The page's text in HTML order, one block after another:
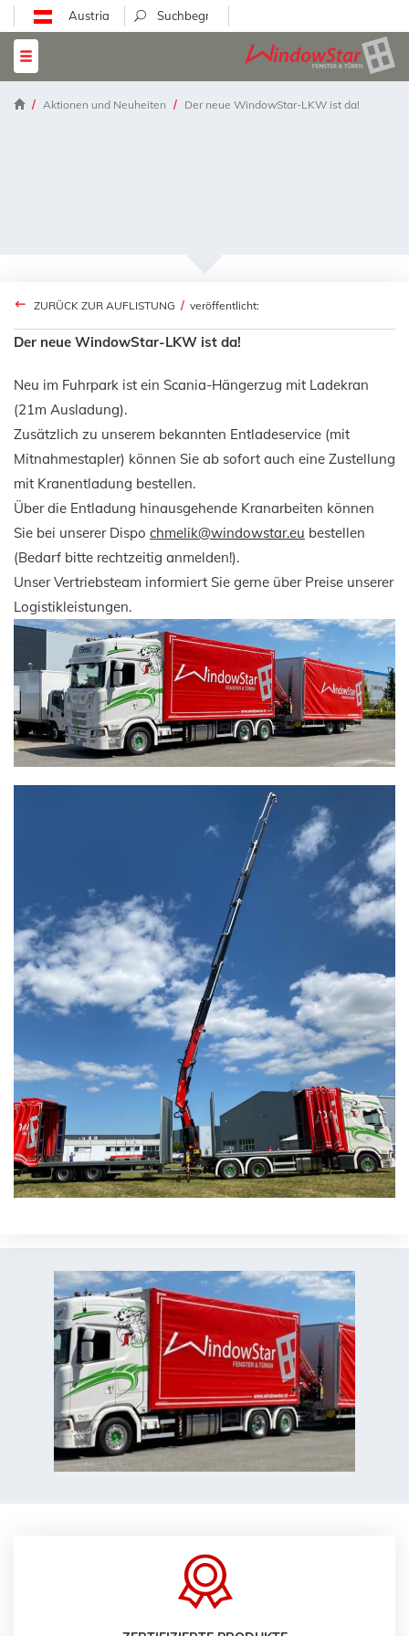
Austria
Aktionen und Neuheiten Der neue WindowStar-LKW ist da!
ZURÜCK ZUR AUFLISTUNG / veröffentlicht:
Der neue WindowStar-LKW ist da!
Neu im Fuhrpark ist ein Scania-Hängerzug mit Ladekran
(21m Ausladung).
Zusätzlich zu unserem bekannten Entladeservice (mit
Mitnahmestapler) können Sie ab sofort auch eine Zustellung
mit Kranentladung bestellen.
Über die Entladung hinausgehende Kranarbeiten können
Sie bei unserer Dispo chmelik@windowstar.eu bestellen
(Bedarf bitte rechtzeitig anmelden!).
Unser Vertriebsteam informiert Sie gerne über Preise unserer
Logistikleistungen.